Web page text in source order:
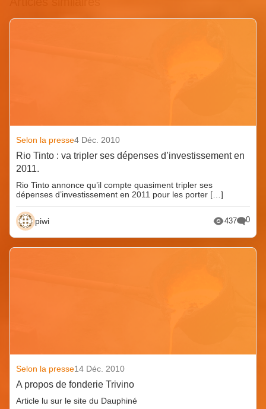
Selon la presse4 Déc. 2010
Rio Tinto : va tripler ses dépenses d’investissement en
2011.
Rio Tinto annonce qu’il compte quasiment tripler ses
dépenses d’investissement en 2011 pour les porter […]
piwi 437 0
Selon la presse14 Déc. 2010
A propos de fonderie Trivino
Article lu sur le site du Dauphiné